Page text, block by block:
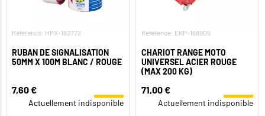
Référence: HPX-182772
RUBAN DE SIGNALISATION
50MM X 100M BLANC / ROUGE
7,60 €
Actuellement indisponible
Référence: EKP-168905
CHARIOT RANGE MOTO
UNIVERSEL ACIER ROUGE
(MAX 200 KG)
71,00 €
Actuellement indisponible